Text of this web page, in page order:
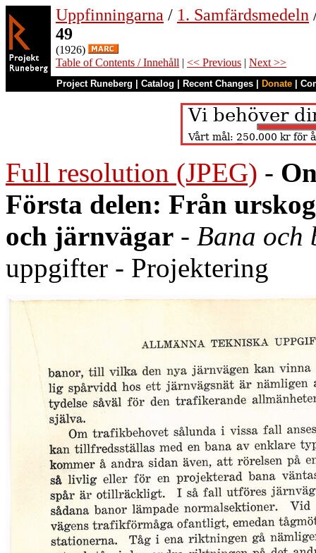
Uppfinningarna / 1. Samfärdsmedeln
49
(1926)
Table of Contents / Innehåll | << Previous | Next >>
Project Runeberg Catalog Recent Changes Donate
Full resolution (JPEG) -
Första delen: Från
och järnvägar - Bana och
uppgifter - Projektering